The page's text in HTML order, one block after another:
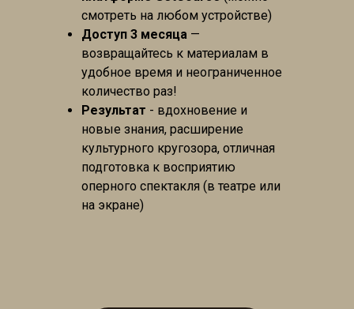
смотреть на любом устройстве)
Доступ 3 месяца —
возвращайтесь к материалам в
удобное время и неограниченное
количество раз!
Результат - вдохновение и
новые знания, расширение
культурного кругозора, отличная
подготовка к восприятию
оперного спектакля (в театре или
на экране)